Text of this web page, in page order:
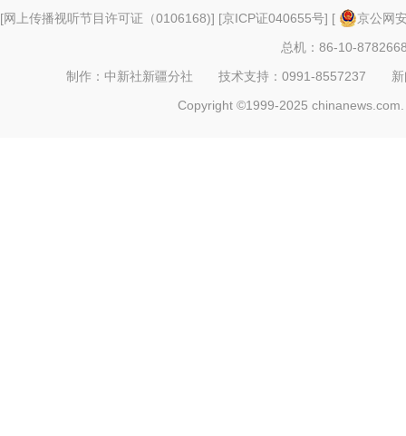
[网上传播视听节目许可证（0106168)] [京ICP证040655号] [
京公网
总机：86-10-
制作：中新社新疆分社 技术支持：0991-8557237
Copyright ©1999-2025